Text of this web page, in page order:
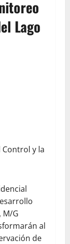
Lago
y la
M/G
al
de